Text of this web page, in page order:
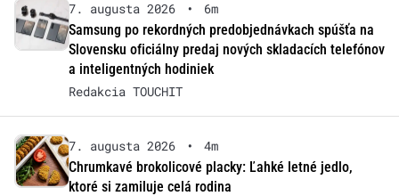
7. augusta 2026 •
6m
Samsung po rekordných predobjednávkach spúšťa na
Slovensku oficiálny predaj nových skladacích telefónov
a inteligentných hodiniek
Redakcia TOUCHIT
7. augusta 2026 •
4m
Chrumkavé brokolicové placky: Ľahké letné jedlo,
ktoré si zamiluje celá rodina